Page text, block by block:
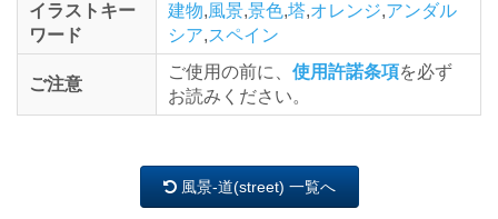
イラストキー
ワード
建物,風景,景色,塔,オレンジ,アンダル
シア,スペイン
ご注意
ご使用の前に、 使用許諾条項を必ず
お読みください。
風景-道(street) 一覧へ